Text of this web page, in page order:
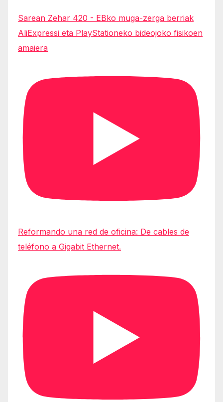
Sarean Zehar 420 - EBko muga-zerga berriak
AliExpressi eta PlayStationeko bideojoko fisikoen
amaiera
Reformando una red de oficina: De cables de
teléfono a Gigabit Ethernet.